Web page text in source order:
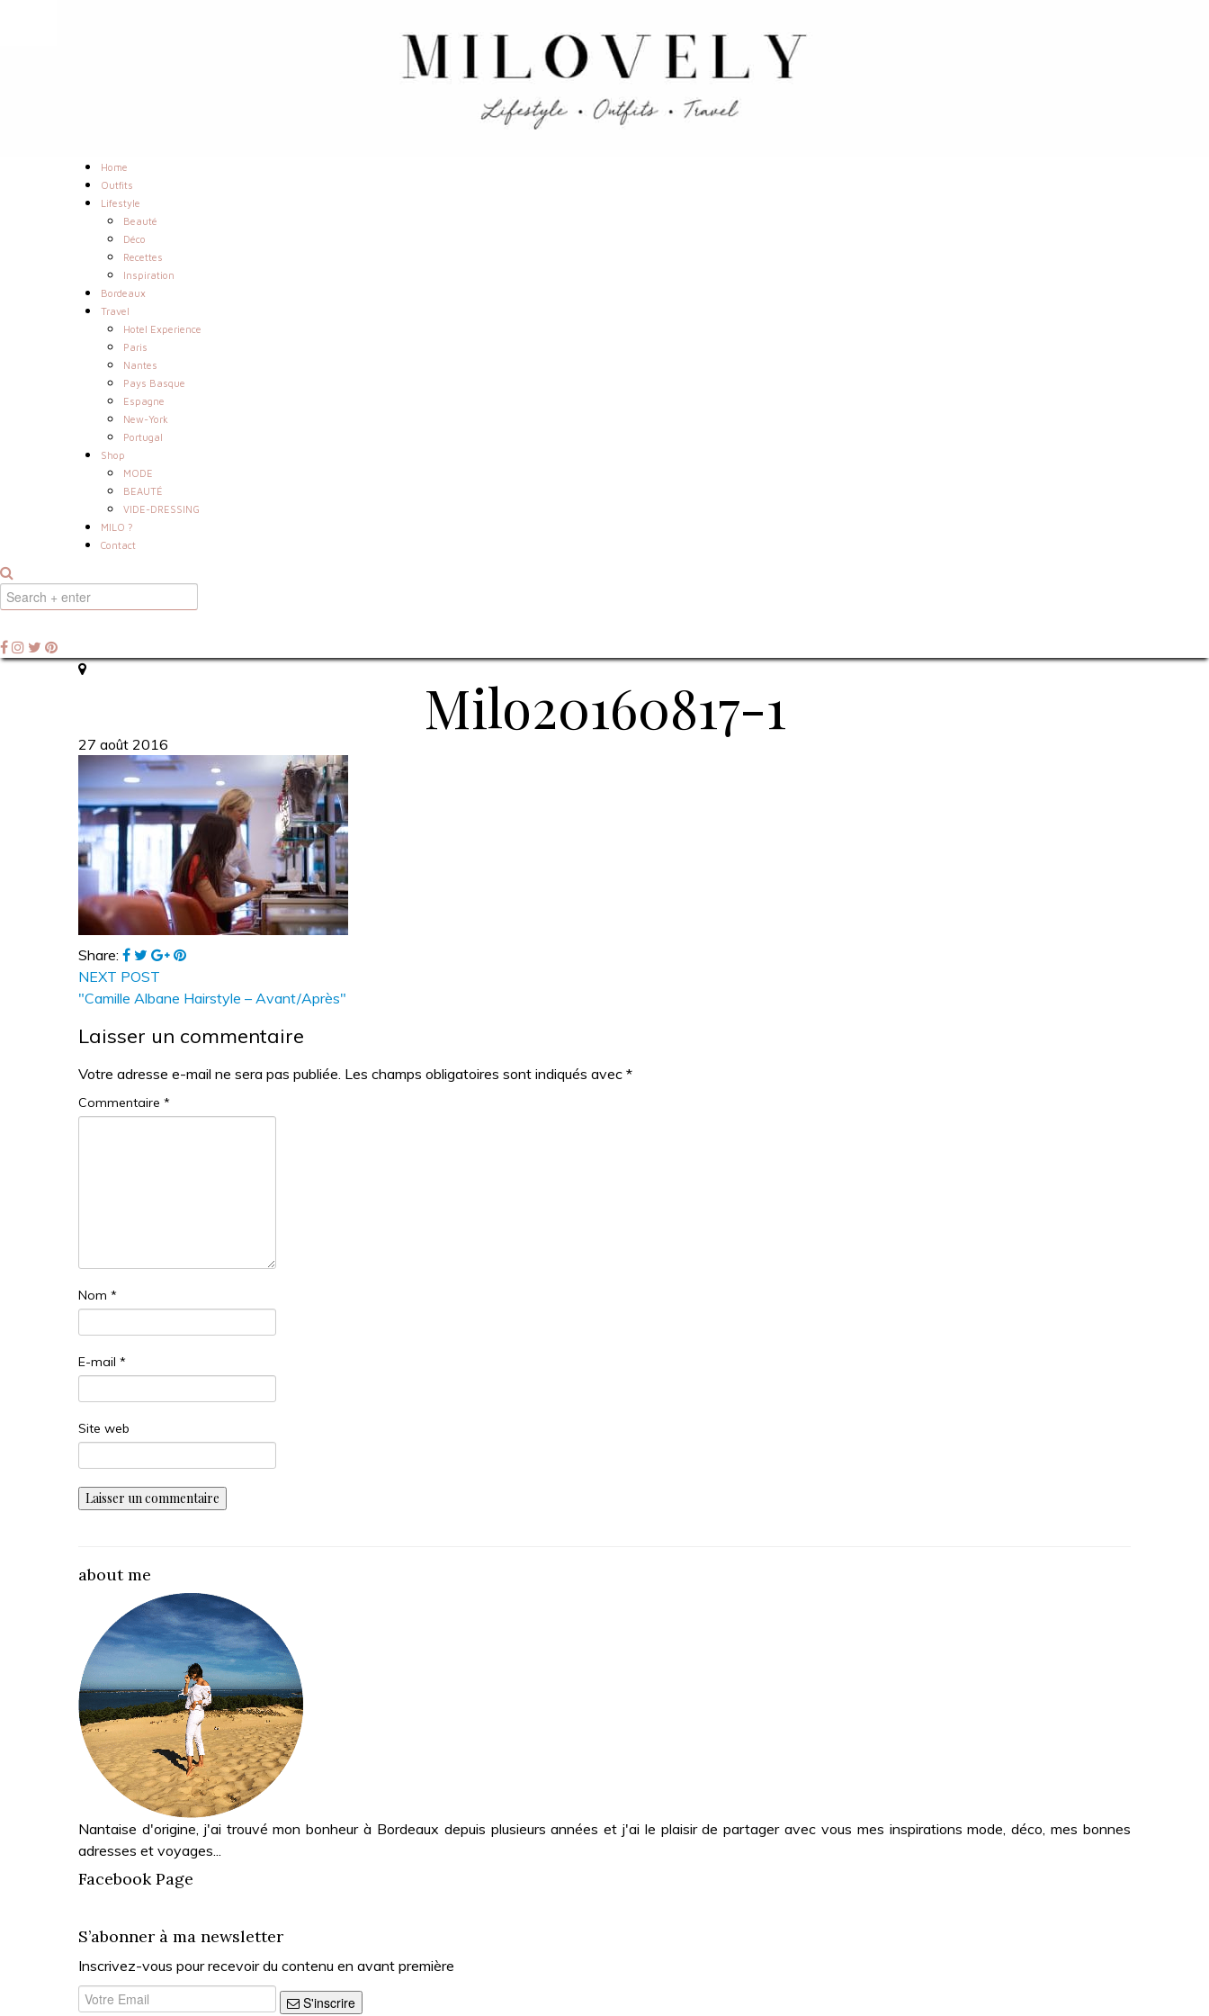
Home
Outfits
Lifestyle
Beauté
Déco
Recettes
Inspiration
Bordeaux
Travel
Hotel Experience
Paris
Nantes
Pays Basque
Espagne
New-York
Portugal
Shop
MODE
BEAUTÉ
VIDE-DRESSING
MILO ?
Contact
Milo20160817-1
27 août 2016
Share:
NEXT POST
"Camille Albane Hairstyle – Avant/Après"
Laisser un commentaire
Votre adresse e-mail ne sera pas publiée. Les champs obligatoires sont indiqués avec *
Commentaire *
Nom *
E-mail *
Site web
about me
Nantaise d'origine, j'ai trouvé mon bonheur à Bordeaux depuis plusieurs années et j'ai le plaisir de partager avec vous mes inspirations mode, déco, mes bonnes
adresses et voyages...
Facebook Page
S’abonner à ma newsletter
Inscrivez-vous pour recevoir du contenu en avant première
S'inscrire